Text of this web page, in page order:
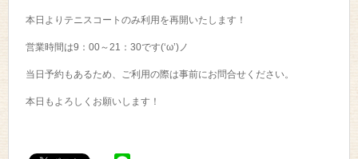
本日よりテニスコートのみ利用を再開いたします！
営業時間は9：00～21：30です(‘ω’)ノ
当日予約もあるため、ご利用の際は事前にお問合せください。
本日もよろしくお願いします！